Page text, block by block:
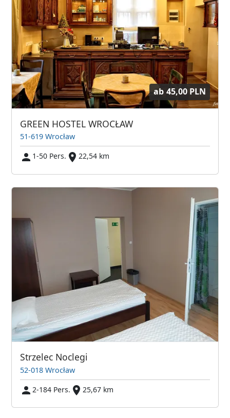
ab 45,00 PLN
GREEN HOSTEL WROCŁAW
51-619 Wrocław
1-50 Pers.
22,54 km
Strzelec Noclegi
52-018 Wrocław
2-184 Pers.
25,67 km